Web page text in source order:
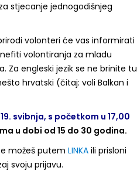
stjecanje jednogodišnjeg
volonteri će vas informirati
volontiranja za mladu
Za engleski jezik se ne brinite tu
hrvatski (čitaj: voli Balkan i
svibnja, s početkom u 17,00
u dobi od 15 do 30 godina.
možeš putem LINKAili prisloni
svoju prijavu.